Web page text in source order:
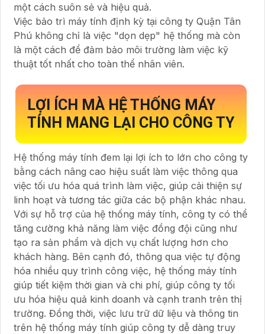
một cách suôn sẻ và hiệu quả.
Việc bảo trì máy tính định kỳ tại công ty Quận Tân
Phú không chỉ là việc "dọn dẹp" hệ thống mà còn
là một cách để đảm bảo môi trường làm việc kỹ
thuật tốt nhất cho toàn thể nhân viên.
LỢI ÍCH MÀ HỆ THỐNG MÁY
TÍNH MANG LẠI CHO CÔNG TY
Hệ thống máy tính đem lại lợi ích to lớn cho công ty
bằng cách nâng cao hiệu suất làm việc thông qua
việc tối ưu hóa quá trình làm việc, giúp cải thiện sự
linh hoạt và tương tác giữa các bộ phận khác nhau.
Với sự hỗ trợ của hệ thống máy tính, công ty có thể
tăng cường khả năng làm việc đồng đội cũng như
tạo ra sản phẩm và dịch vụ chất lượng hơn cho
khách hàng. Bên cạnh đó, thông qua việc tự động
hóa nhiều quy trình công việc, hệ thống máy tính
giúp tiết kiệm thời gian và chi phí, giúp công ty tối
ưu hóa hiệu quả kinh doanh và cạnh tranh trên thị
trường. Đồng thời, việc lưu trữ dữ liệu và thông tin
trên hệ thống máy tính giúp công ty dễ dàng truy